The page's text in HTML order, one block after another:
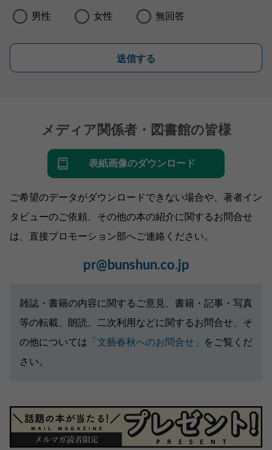
男性 女性 無回答
送信する
メディア関係者・図書館の皆様
表紙画像のダウンロード
ご希望のデータがダウンロードできない場合や、著者イン
タビューのご依頼、その他の本の紹介に関するお問合せ
は、直接プロモーション部へご連絡ください。
pr@bunshun.co.jp
雑誌・書籍の内容に関するご意見、書籍・記事・写真
等の転載、朗読、二次利用などに関するお問合せ、そ
の他については 「文藝春秋へのお問合せ」
をご覧くだ
さい。